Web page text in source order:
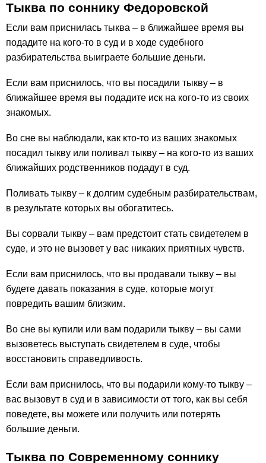
Тыква по соннику Федоровской
Если вам приснилась тыква – в ближайшее время вы
подадите на кого-то в суд и в ходе судебного
разбирательства выиграете большие деньги.
Если вам приснилось, что вы посадили тыкву – в
ближайшее время вы подадите иск на кого-то из своих
знакомых.
Во сне вы наблюдали, как кто-то из ваших знакомых
посадил тыкву или поливал тыкву – на кого-то из ваших
ближайших родственников подадут в суд.
Поливать тыкву – к долгим судебным разбирательствам,
в результате которых вы обогатитесь.
Вы сорвали тыкву – вам предстоит стать свидетелем в
суде, и это не вызовет у вас никаких приятных чувств.
Если вам приснилось, что вы продавали тыкву – вы
будете давать показания в суде, которые могут
повредить вашим близким.
Во сне вы купили или вам подарили тыкву – вы сами
вызоветесь выступать свидетелем в суде, чтобы
восстановить справедливость.
Если вам приснилось, что вы подарили кому-то тыкву –
вас вызовут в суд и в зависимости от того, как вы себя
поведете, вы можете или получить или потерять
большие деньги.
Тыква по Современному соннику